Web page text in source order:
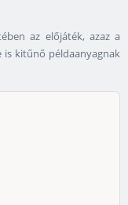
az előjáték, azaz a
is kitűnő példaanyagnak